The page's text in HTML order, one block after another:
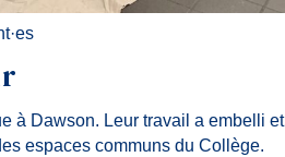
à Dawson. Leur travail a embelli et
espaces communs du Collège.